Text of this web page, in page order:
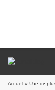
Accueil » Une de